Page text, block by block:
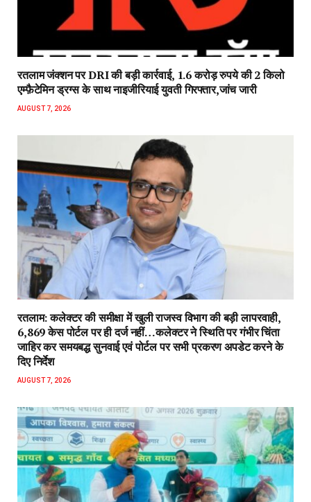
रतलाम जंक्शन पर DRI की बड़ी कार्रवाई, 1.6 करोड़ रुपये की 2 किलो
एम्फ़ैटेमिन ड्रग्स के साथ नाइजीरियाई युवती गिरफ्तार,जांच जारी
AUGUST 7, 2026
रतलाम: कलेक्टर की समीक्षा में खुली राजस्व विभाग की बड़ी लापरवाही,
6,869 केस पोर्टल पर ही दर्ज नहीं…कलेक्टर ने स्थिति पर गंभीर चिंता
जाहिर कर समयबद्ध सुनवाई एवं पोर्टल पर सभी प्रकरण अपडेट करने के
दिए निर्देश
AUGUST 7, 2026